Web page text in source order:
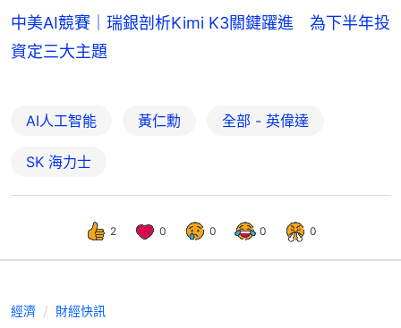
中美AI競賽｜瑞銀剖析Kimi K3關鍵躍進 為下半年投
資定三大主題
AI人工智能 黃仁勳 全部 - 英偉達
SK 海力士
2 0 0 0 0
經濟 財經快訊